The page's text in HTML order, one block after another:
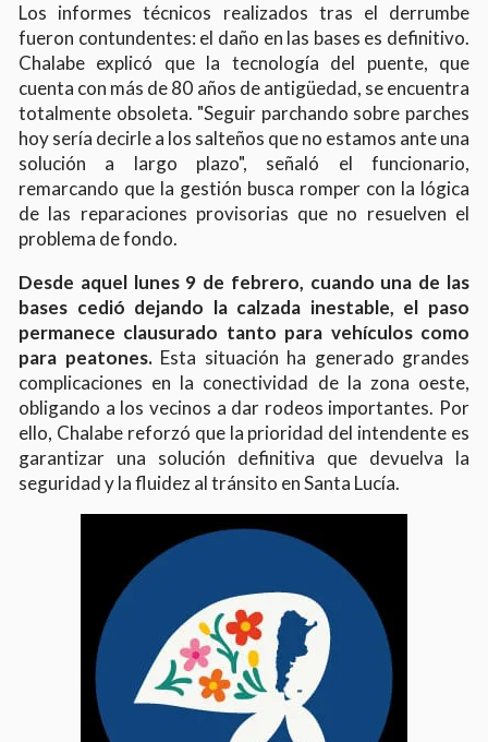
Los informes técnicos realizados tras el derrumbe
fueron contundentes: el daño en las bases es definitivo.
Chalabe explicó que la tecnología del puente, que
cuenta con más de 80 años de antigüedad, se encuentra
totalmente obsoleta. "Seguir parchando sobre parches
hoy sería decirle a los salteños que no estamos ante una
solución a largo plazo", señaló el funcionario,
remarcando que la gestión busca romper con la lógica
de las reparaciones provisorias que no resuelven el
problema de fondo.
Desde aquel lunes 9 de febrero, cuando una de las
bases cedió dejando la calzada inestable, el paso
permanece clausurado tanto para vehículos como
para peatones.Esta situación ha generado grandes
complicaciones en la conectividad de la zona oeste,
obligando a los vecinos a dar rodeos importantes. Por
ello, Chalabe reforzó que la prioridad del intendente es
garantizar una solución definitiva que devuelva la
seguridad y la fluidez al tránsito en Santa Lucía.